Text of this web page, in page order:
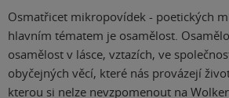
Osmatřicet mikropovídek - poetických
hlavním tématem je osamělost.
osamělost v lásce, vztazích, ve
obyčejných věcí, které nás provázejí
kterou si nelze nevzpomenout na